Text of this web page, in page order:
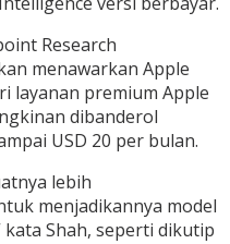
Research
menawarkan Apple
layanan premium Apple
dibanderol
USD 20 per bulan.
lebih
menjadikannya model
Shah, seperti dikutip